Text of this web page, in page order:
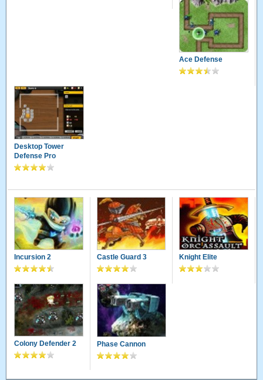
Ace Defense
Desktop Tower
Defense Pro
Incursion 2 Castle Guard 3 Knight Elite
Colony Defender 2 Phase Cannon